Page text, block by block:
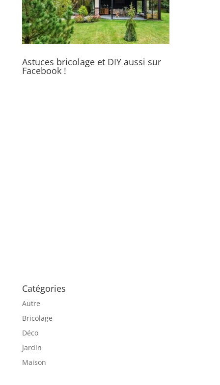
Astuces bricolage et DIY aussi sur
Facebook !
Catégories
Autre
Bricolage
Déco
Jardin
Maison